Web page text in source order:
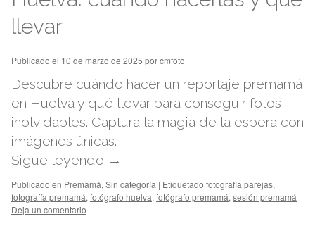
llevar
Publicado el 10 de marzo de 2025 porcmfoto
Descubre cuándo hacer un reportaje premamá
en Huelva y qué llevar para conseguir fotos
inolvidables. Captura la magia de la espera con
imágenes únicas.
Sigue leyendo →
Publicado en Premamá, Sin categoría | Etiquetado fotografía parejas,
fotografía premamá, fotógrafo huelva, fotógrafo premamá, sesión premamá |
Deja un comentario